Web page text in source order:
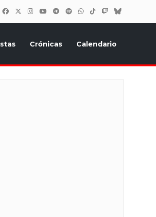
Crónicas Calendario